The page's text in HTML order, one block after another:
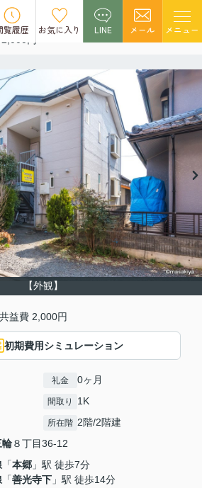
覧履歴 お気に入り LINE メール メニュー
輪 202
【外観】
益費 2,000円
初期費用シミュレーション
礼金 0ヶ月
間取り 1K
所在階 2階/2階建
輪８丁目36-12
「本郷 」駅 徒歩7分
「善光寺下 」駅 徒歩14分